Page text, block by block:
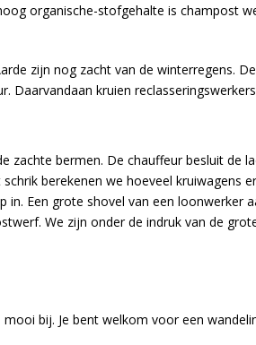
organische-stofgehalte is champost
zijn nog zacht van de winterregens.
kruien
bermen. De chauffeur besluit de
berekenen we hoeveel kruiwagens
Een grote shovel van een loonwerker
We zijn onder de indruk van de
bij. Je bent welkom voor een